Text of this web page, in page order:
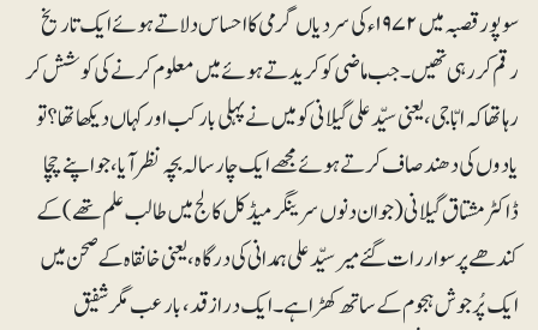
سوپور قصبہ میں ۱۹۷۲ءکی سردیاں گرمی کا احساس دلاتے ہوئے ایک تاریخ
رقم کررہی تھیں۔ جب ماضی کو کریدتے ہوئے میں معلوم کرنے کی کوشش کر
رہا تھا کہ ابّا جی، یعنی سیّد علی گیلانی کو میں نے پہلی بار کب اور کہاں دیکھا تھا؟ تو
یادوں کی دھند صاف کرتے ہوئے مجھے ایک چار سالہ بچہ نظر آیا، جو اپنے چچا
ڈاکٹر مشتاق گیلانی (جو ان دنوں سرینگر میڈکل کالج میں طالب علم تھے) کے
کندھے پر سوار رات گئے میر سیّد علی ہمدانی کی درگاہ، یعنی خانقاہ کے صحن میں
ایک پُرجوش ہجوم کے ساتھ کھڑا ہے۔ ایک دراز قد، بارعب مگر شفیق